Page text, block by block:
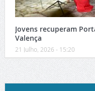
Jovens recuperam
Valença
21 Julho, 2026 - 15:20